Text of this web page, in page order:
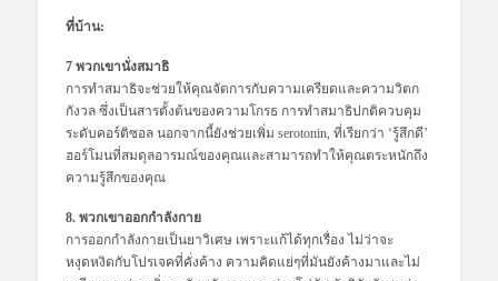
ที่บ้าน:
7 พวกเขานั่งสมาธิ
การทำสมาธิจะช่วยให้คุณจัดการกับความเครียดและความวิตก
กังวล ซึ่งเป็นสารตั้งต้นของความโกรธ การทำสมาธิปกติควบคุม
ระดับคอร์ติซอล นอกจากนี้ยังช่วยเพิ่ม serotonin, ที่เรียกว่า ‘รู้สึกดี’
ฮอร์โมนที่สมดุลอารมณ์ของคุณและสามารถทำให้คุณตระหนักถึง
ความรู้สึกของคุณ
8. พวกเขาออกกำลังกาย
การออกกำลังกายเป็นยาวิเศษ เพราะแก้ได้ทุกเรื่อง ไม่ว่าจะ
หงุดหงิดกับโปรเจคที่คั่งค้าง ความคิดแย่ๆที่มันยังค้างมาและไม่